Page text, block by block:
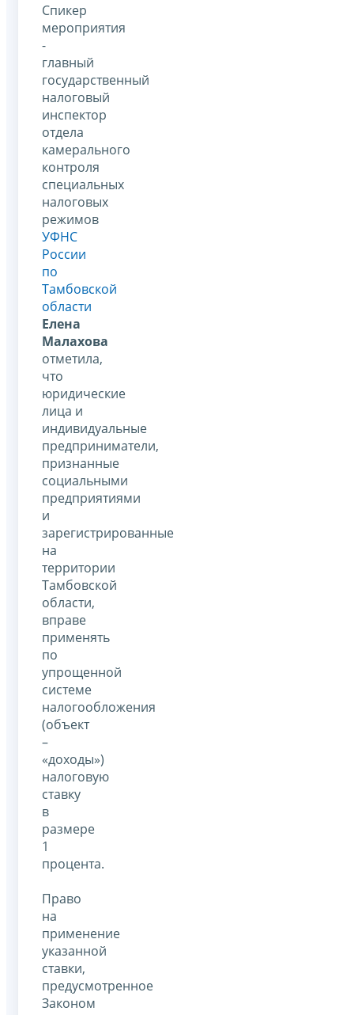
Спикер
мероприятия
-
главный
государственный
налоговый
инспектор
отдела
камерального
контроля
специальных
налоговых
режимов
УФНС
России
по
Тамбовской
области
Елена
Малахова
отметила,
что
юридические
лица и
индивидуальные
предприниматели,
признанные
социальными
предприятиями
и
зарегистрированные
на
территории
Тамбовской
области,
вправе
применять
по
упрощенной
системе
налогообложения
(объект
–
«доходы»)
налоговую
ставку
в
размере
1
процента.
Право
на
применение
указанной
ставки,
предусмотренное
Законом